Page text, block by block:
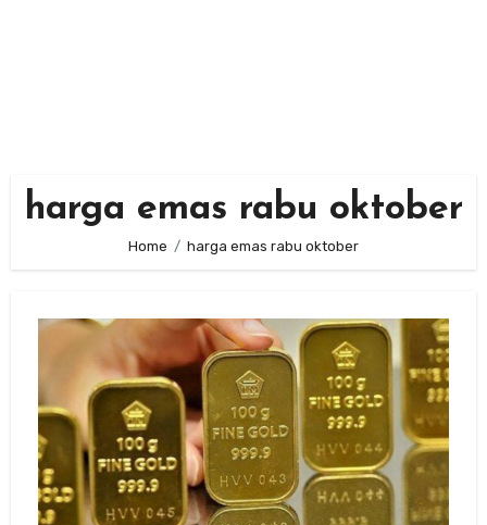
harga emas rabu oktober
Home harga emas rabu oktober